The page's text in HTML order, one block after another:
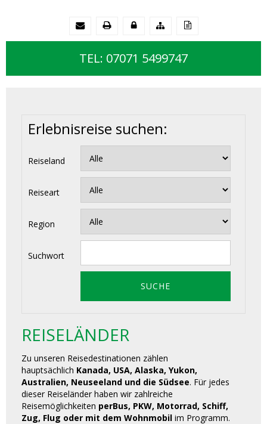
TEL: 07071 5499747
Erlebnisreise suchen:
Reiseland
Reiseart
Region
Suchwort
REISELÄNDER
Zu unseren Reisedestinationen zählen
hauptsächlich Kanada, USA, Alaska, Yukon,
Australien, Neuseeland und die Südsee. Für jedes
dieser Reiseländer haben wir zahlreiche
Reisemöglichkeiten perBus, PKW, Motorrad, Schiff,
Zug, Flug oder mit dem Wohnmobil im Programm.